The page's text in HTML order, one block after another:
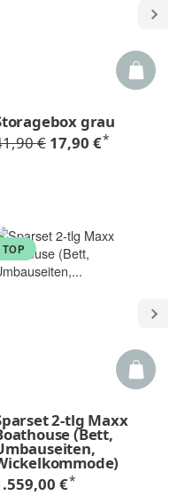
grau
€ 17,90 €*
TOP
2-tlg Maxx
(Bett,
€*